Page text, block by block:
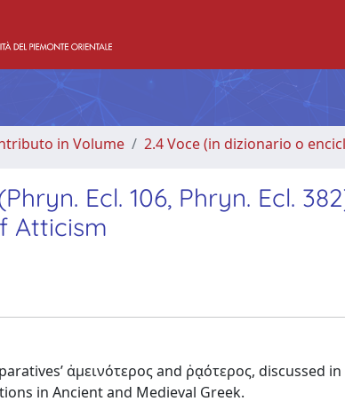
in Volume 2.4 Voce (in dizionario o
(Phryn. Ecl. 106, Phryn. Ecl.
Atticism
ἀμεινότερος and ῥᾳότερος, discussed
in Ancient and Medieval Greek.